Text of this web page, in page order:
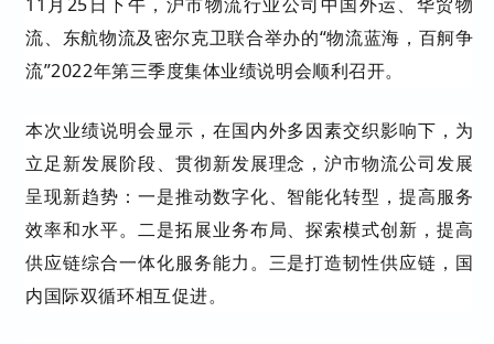
流、东航物流及密尔克卫联合举办的“物流蓝海，百舸争
流”2022年第三季度集体业绩说明会顺利召开。
本次业绩说明会显示，在国内外多因素交织影响下，为
立足新发展阶段、贯彻新发展理念，沪市物流公司发展
呈现新趋势：一是推动数字化、智能化转型，提高服务
效率和水平。二是拓展业务布局、探索模式创新，提高
供应链综合一体化服务能力。三是打造韧性供应链，国
内国际双循环相互促进。